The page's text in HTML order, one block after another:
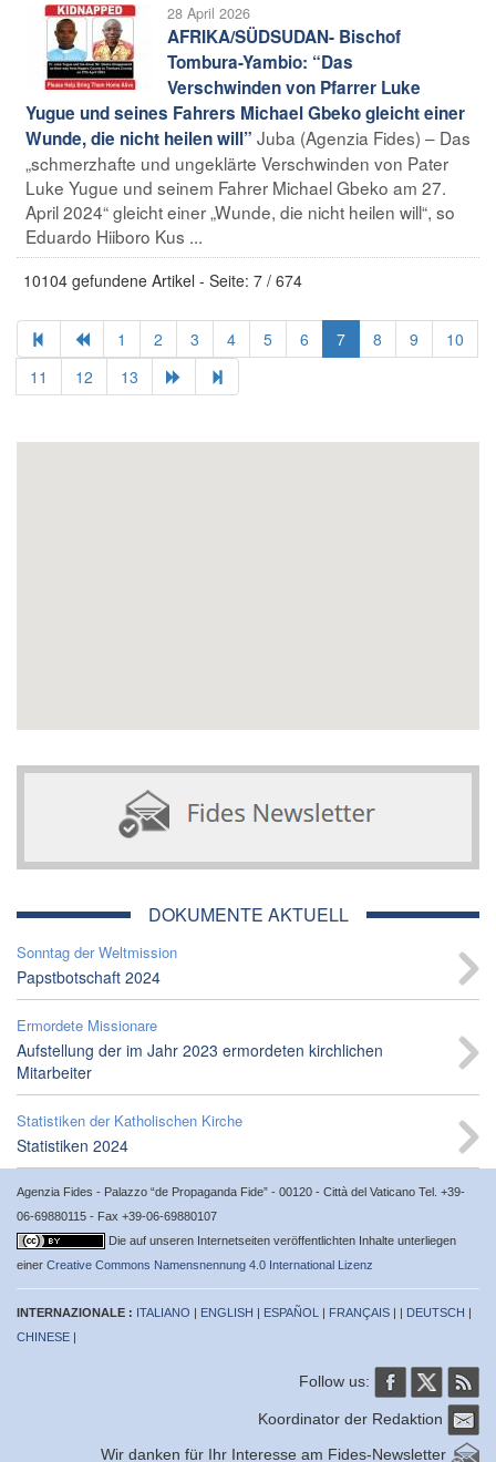
28 April 2026
AFRIKA/SÜDSUDAN- Bischof
Tombura-Yambio: “Das
Verschwinden von Pfarrer Luke
Yugue und seines Fahrers Michael Gbeko gleicht einer
Wunde, die nicht heilen will” Juba (Agenzia Fides) – Das
„schmerzhafte und ungeklärte Verschwinden von Pater
Luke Yugue und seinem Fahrer Michael Gbeko am 27.
April 2024“ gleicht einer „Wunde, die nicht heilen will“, so
Eduardo Hiiboro Kus ...
10104 gefundene Artikel - Seite: 7 / 674
1 2 3 4 5 6 7 8 9
10
11
12 13
DOKUMENTE AKTUELL
Sonntag der Weltmission
Papstbotschaft 2024
Ermordete Missionare
Aufstellung der im Jahr 2023 ermordeten kirchlichen
Mitarbeiter
Statistiken der Katholischen Kirche
Statistiken 2024
Agenzia Fides - Palazzo “de Propaganda Fide” - 00120 - Città del Vaticano Tel. +39-
06-69880115 - Fax +39-06-69880107
Die auf unseren Internetseiten veröffentlichten Inhalte unterliegen
einer Creative Commons Namensnennung 4.0 International Lizenz
INTERNAZIONALE : ITALIANO | ENGLISH | ESPAÑOL | FRANÇAIS | | DEUTSCH |
CHINESE |
Follow us:
Koordinator der Redaktion
Wir danken für Ihr Interesse am Fides-Newsletter